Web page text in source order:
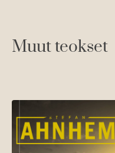
Muut teokset